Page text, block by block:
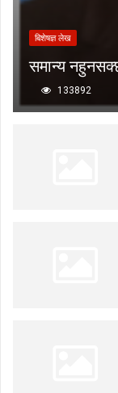
बिशेषज्ञ लेख
समान्य
133892